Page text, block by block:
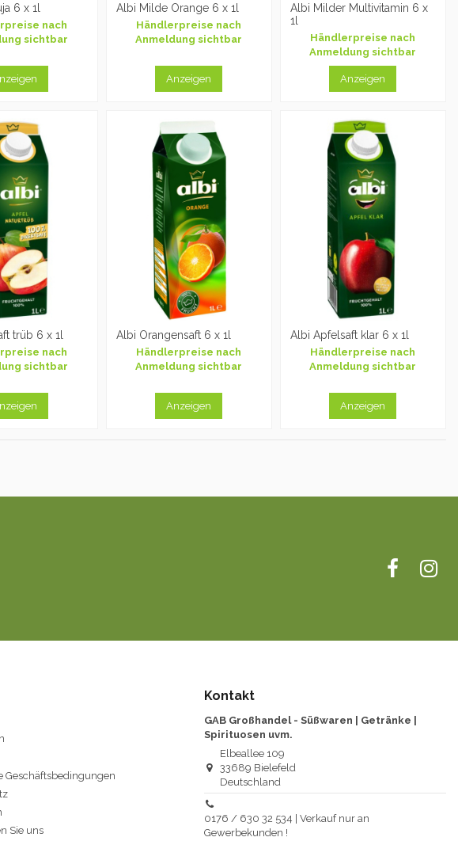
6 x 1l
nach
sichtbar
Albi Milde Orange 6 x 1l
Händlerpreise nach
Anmeldung sichtbar
Anzeigen
Albi Milder Multivitamin 6 x
1l
Händlerpreise nach
Anmeldung sichtbar
Anzeigen
trüb 6 x 1l
nach
sichtbar
Albi Orangensaft 6 x 1l
Händlerpreise nach
Anmeldung sichtbar
Anzeigen
Albi Apfelsaft klar 6 x 1l
Händlerpreise nach
Anmeldung sichtbar
Anzeigen
Geschäftsbedingungen
Sie uns
Kontakt
GAB Großhandel - Süßwaren | Getränke |
Spirituosen uvm.
Elbeallee 109
33689 Bielefeld
Deutschland
0176 / 630 32 534 | Verkauf nur an
Gewerbekunden !